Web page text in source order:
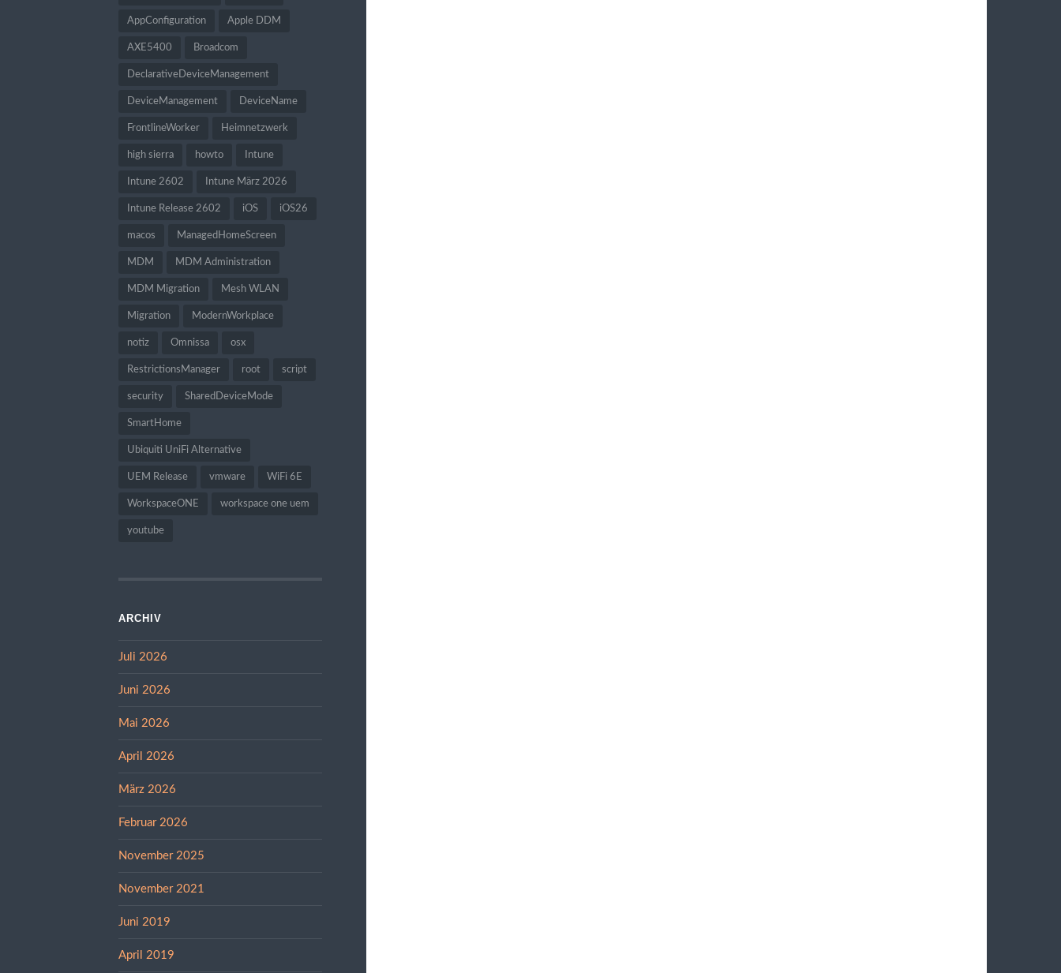
AppConfiguration Apple DDM
AXE5400 Broadcom
DeclarativeDeviceManagement
DeviceManagement DeviceName
FrontlineWorker Heimnetzwerk
high sierra howto Intune
Intune 2602 Intune März 2026
Intune Release 2602 iOS iOS26
macos ManagedHomeScreen
MDM MDM Administration
MDM Migration Mesh WLAN
Migration ModernWorkplace
notiz Omnissa osx
RestrictionsManager root script
security SharedDeviceMode
SmartHome
Ubiquiti UniFi Alternative
UEM Release vmware WiFi 6E
WorkspaceONE workspace one uem
youtube
ARCHIV
Juli 2026
Juni 2026
Mai 2026
April 2026
März 2026
Februar 2026
November 2025
November 2021
Juni 2019
April 2019